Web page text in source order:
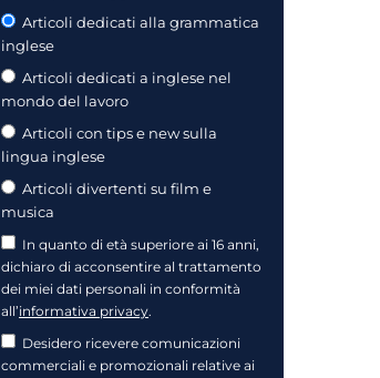
Articoli dedicati alla grammatica
inglese
Articoli dedicati a inglese nel
mondo del lavoro
Articoli con tips e new sulla
lingua inglese
Articoli divertenti su film e
musica
In quanto di età superiore ai 16 anni,
dichiaro di acconsentire al trattamento
dei miei dati personali in conformità
all’informativa privacy.
Desidero ricevere comunicazioni
commerciali e promozionali relative ai